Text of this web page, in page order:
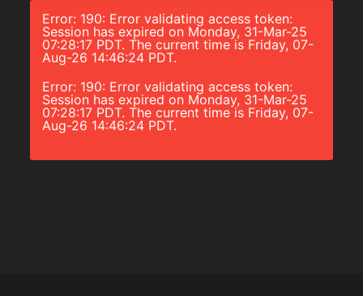
Error: 190: Error validating access token:
Session has expired on Monday, 31-Mar-25
07:28:17 PDT. The current time is Friday, 07-
Aug-26 14:46:24 PDT.
Error: 190: Error validating access token:
Session has expired on Monday, 31-Mar-25
07:28:17 PDT. The current time is Friday, 07-
Aug-26 14:46:24 PDT.